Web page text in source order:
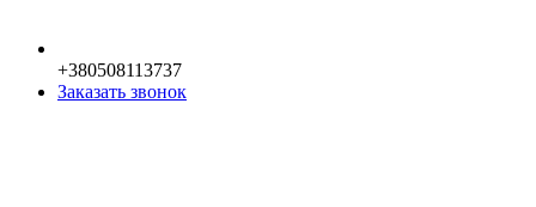
+380508113737
Заказать звонок